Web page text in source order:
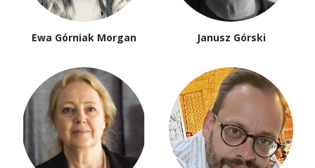
Ewa Górniak Morgan Janusz Górski